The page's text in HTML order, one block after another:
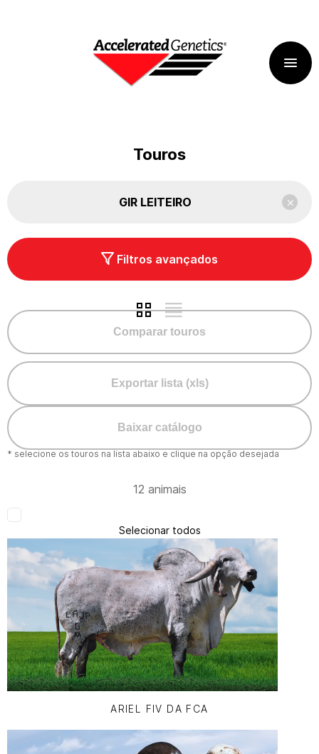
Touros
GIR LEITEIRO
Filtros avançados
Comparar touros
Exportar lista (xls)
Baixar catálogo
* selecione os touros na lista abaixo e clique na opção desejada
12 animais
Selecionar todos
ARIEL FIV DA FCA